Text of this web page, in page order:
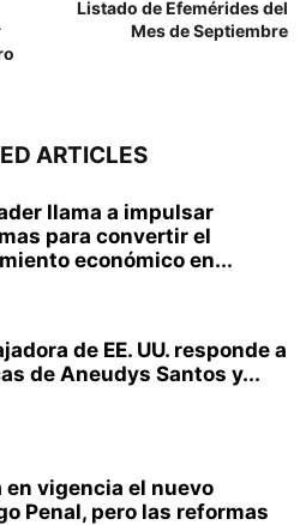
Listado de Efemérides del
Mes de Septiembre
ARTICLES
llama a impulsar
para convertir el
económico en...
de EE. UU. responde a
de Aneudys Santos y...
en vigencia el nuevo
Penal, pero las reformas